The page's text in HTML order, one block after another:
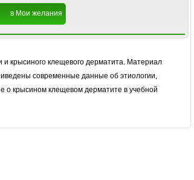
в Мои желания
крысиного клещевого дерматита. Материал
современные данные об этиологии,
о крысином клещевом дерматите в учебной